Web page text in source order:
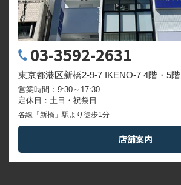
03-3592-2631
東京都港区新橋2-9-7 IKENO-7 4階・5階
営業時間：9:30～17:30
定休日：土日・祝祭日
各線「新橋」駅より徒歩1分
店舗案内